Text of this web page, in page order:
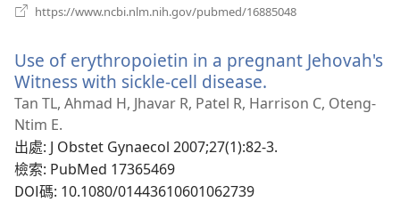
https://www.ncbi.nlm.nih.gov/pubmed/16885048
視
窗）
Use of erythropoietin in a pregnant Jehovah's
Witness with sickle-cell disease.
啟
視
Tan TL, Ahmad H, Jhavar R, Patel R, Harrison C, Oteng-
Ntim E.
出處‎: J Obstet Gynaecol 2007;27(1):82-3.
檢索‎: PubMed 17365469
DOI碼‎: 10.1080/01443610601062739